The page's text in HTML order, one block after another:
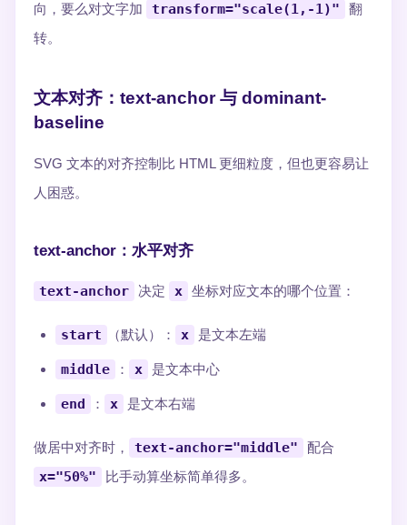
向，要么对文字加
transform="scale(1,-1)"
翻
转。
文本对齐：text-anchor 与 dominant-
baseline
SVG 文本的对齐控制比 HTML 更细粒度，但也更容易让
人困惑。
text-anchor：水平对齐
text-anchor 决定 x 坐标对应文本的哪个位置：
start （默认）： x 是文本左端
middle ： x 是文本中心
end ： x 是文本右端
做居中对齐时， text-anchor="middle" 配合
x="50%" 比手动算坐标简单得多。